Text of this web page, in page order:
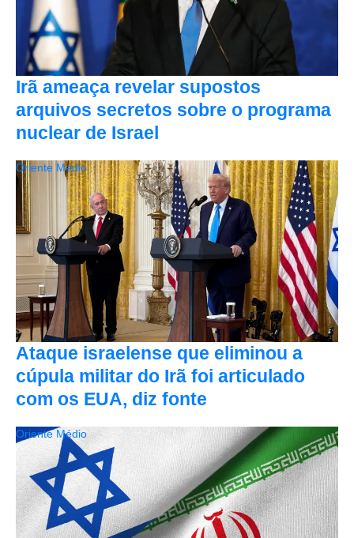
Irã ameaça revelar supostos
arquivos secretos sobre o programa
nuclear de Israel
Ataque israelense que eliminou a
cúpula militar do Irã foi articulado
com os EUA, diz fonte
Oriente Médio
Oriente Médio